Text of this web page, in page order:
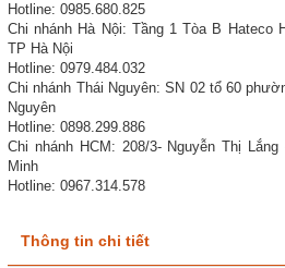
Hotline: 0985.680.825
Chi nhánh Hà Nội: Tầng 1 Tòa B Hateco
TP Hà Nội
Hotline: 0979.484.032
Chi nhánh Thái Nguyên: SN 02 tổ 60
Nguyên
Hotline: 0898.299.886
Chi nhánh HCM: 208/3- Nguyễn Thị
Minh
Hotline: 0967.314.578
Thông tin chi tiết